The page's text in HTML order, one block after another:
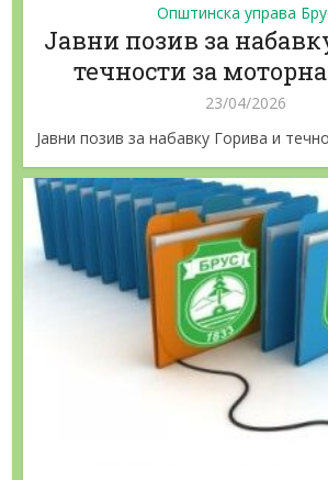
Општинска управа
Jaвни позив за
течности за
23/04/2026
Jaвни позив за набавку Горива и